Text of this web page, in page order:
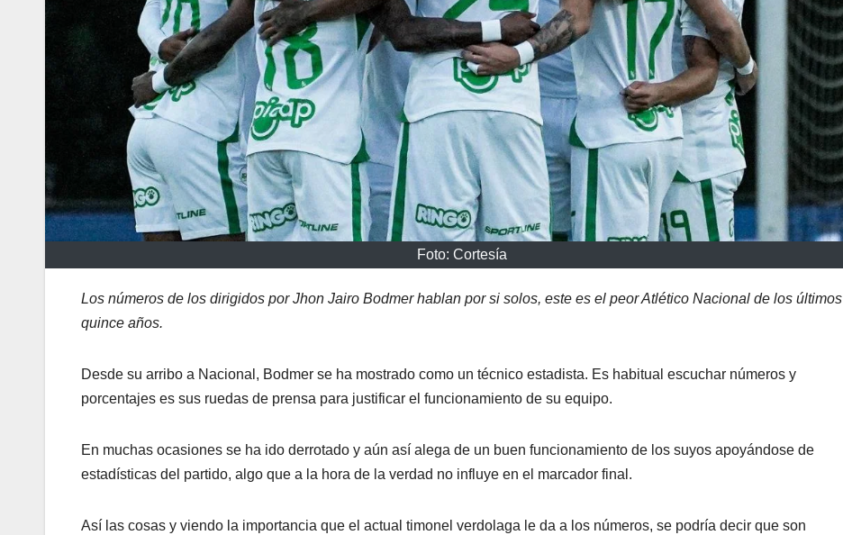
Foto: Cortesía
Los números de los dirigidos por Jhon Jairo Bodmer hablan por si solos, este es el peor Atlético Nacional de los últimos
quince años.
Desde su arribo a Nacional, Bodmer se ha mostrado como un técnico estadista. Es habitual escuchar números y
porcentajes es sus ruedas de prensa para justificar el funcionamiento de su equipo.
En muchas ocasiones se ha ido derrotado y aún así alega de un buen funcionamiento de los suyos apoyándose de
estadísticas del partido, algo que a la hora de la verdad no influye en el marcador final.
Así las cosas y viendo la importancia que el actual timonel verdolaga le da a los números, se podría decir que son